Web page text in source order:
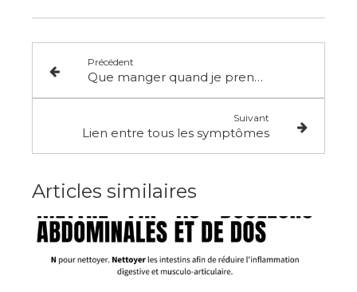
Précédent
Que manger quand je prends ma santé en main avec une alimentation cétogène / kéto?
Suivant
Lien entre tous les symptômes
Articles similaires